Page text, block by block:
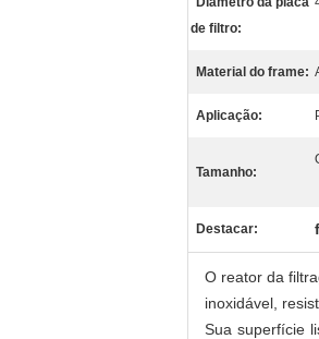
de filtro:
Material do frame:
Aplicação:
Tamanho:
Destacar:
O reator da
inoxidável,
Sua superfície